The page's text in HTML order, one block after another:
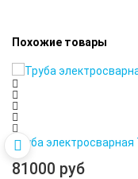
Похожие товары
Труба
81000 руб